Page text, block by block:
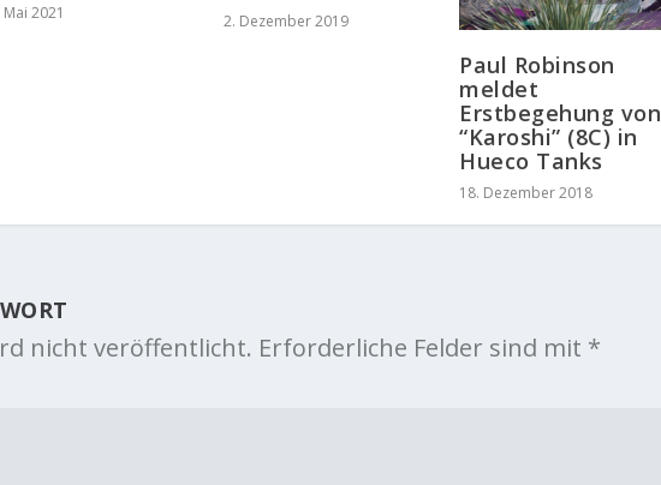
Mai 2021 2. Dezember 2019
Paul Robinson
meldet
Erstbegehung von
“Karoshi” (8C) in
Hueco Tanks
18. Dezember 2018
nicht veröffentlicht. Erforderliche Felder sind mit *